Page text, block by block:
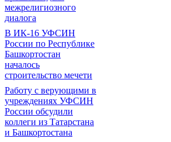
межрелигиозного
диалога
В ИК-16 УФСИН
России по Республике
Башкортостан
началось
строительство мечети
Работу с верующими в
учреждениях УФСИН
России обсудили
коллеги из Татарстана
и Башкортостана